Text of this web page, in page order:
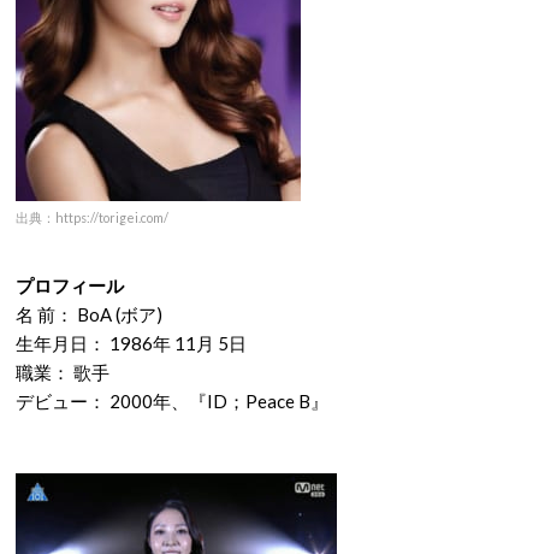
出典：https://torigei.com/
プロフィール
名 前： BoA (ボア)
生年月日： 1986年 11月 5日
職業： 歌手
デビュー： 2000年、『ID；Peace B』